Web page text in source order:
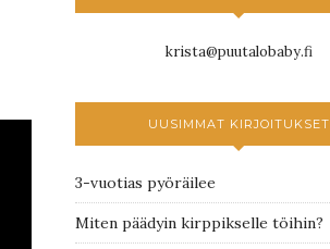
krista@puutalobaby.fi
UUSIMMAT KIRJOITUKSET
3-vuotias pyöräilee
Miten päädyin kirppikselle töihin?